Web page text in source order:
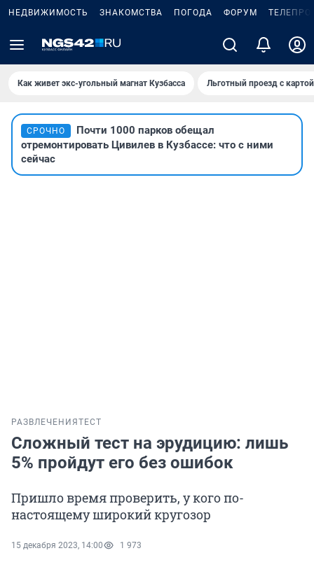
НЕДВИЖИМОСТЬ ЗНАКОМСТВА ПОГОДА ФОРУМ
Как живет экс-угольный магнат Кузбасса Льготный проезд с
СРОЧНО
Почти 1000 парков обещал
отремонтировать Цивилев в Кузбассе: что с ними
сейчас
РАЗВЛЕЧЕНИЯ ТЕСТ
Сложный тест на эрудицию: лишь
5% пройдут его без ошибок
Пришло время проверить, у кого по-
настоящему широкий кругозор
15 декабря 2023, 14:00 1 973